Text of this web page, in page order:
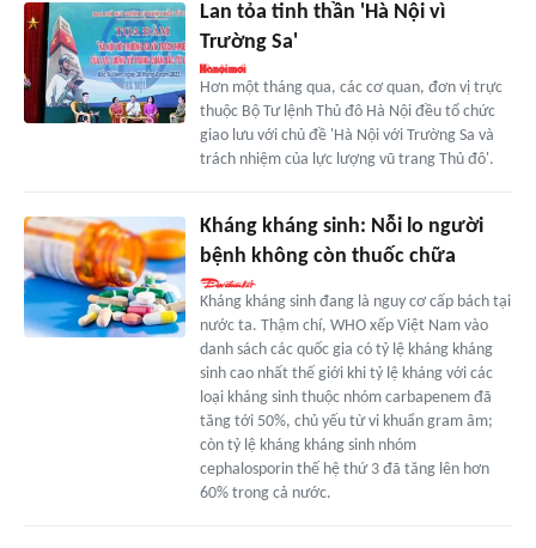
Lan tỏa tinh thần 'Hà Nội vì
Trường Sa'
Hơn một tháng qua, các cơ quan, đơn vị trực
thuộc Bộ Tư lệnh Thủ đô Hà Nội đều tổ chức
giao lưu với chủ đề 'Hà Nội với Trường Sa và
trách nhiệm của lực lượng vũ trang Thủ đô'.
Kháng kháng sinh: Nỗi lo người
bệnh không còn thuốc chữa
Kháng kháng sinh đang là nguy cơ cấp bách tại
nước ta. Thậm chí, WHO xếp Việt Nam vào
danh sách các quốc gia có tỷ lệ kháng kháng
sinh cao nhất thế giới khi tỷ lệ kháng với các
loại kháng sinh thuộc nhóm carbapenem đã
tăng tới 50%, chủ yếu từ vi khuẩn gram âm;
còn tỷ lệ kháng kháng sinh nhóm
cephalosporin thế hệ thứ 3 đã tăng lên hơn
60% trong cả nước.